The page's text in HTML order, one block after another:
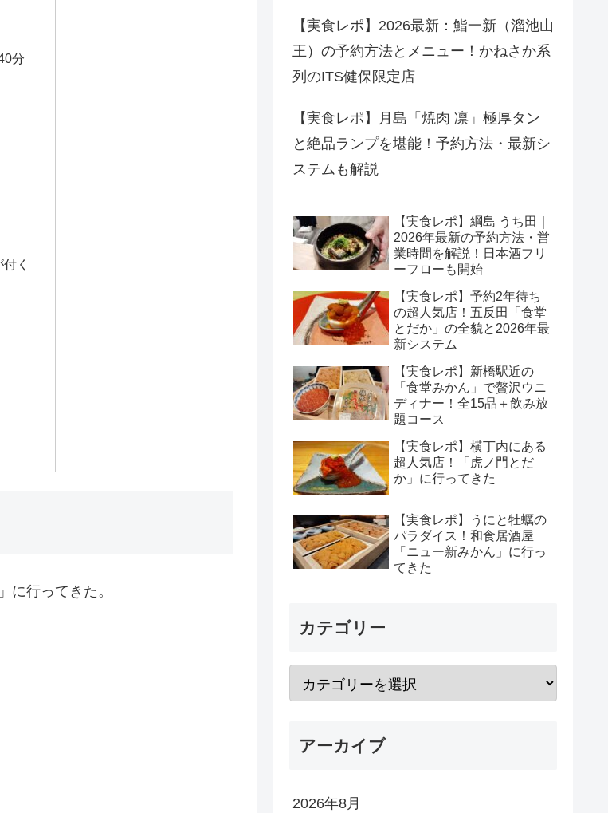
分
く
に行ってきた。
【実食レポ】2026最新：鮨一新（溜池山
王）の予約方法とメニュー！かねさか系
列のITS健保限定店
【実食レポ】月島「焼肉 凛」極厚タン
と絶品ランプを堪能！予約方法・最新シ
ステムも解説
【実食レポ】綱島 うち田｜
2026年最新の予約方法・営
業時間を解説！日本酒フリ
ーフローも開始
【実食レポ】予約2年待ち
の超人気店！五反田「食堂
とだか」の全貌と2026年最
新システム
【実食レポ】新橋駅近の
「食堂みかん」で贅沢ウニ
ディナー！全15品＋飲み放
題コース
【実食レポ】横丁内にある
超人気店！「虎ノ門とだ
か」に行ってきた
【実食レポ】うにと牡蠣の
パラダイス！和食居酒屋
「ニュー新みかん」に行っ
てきた
カテゴリー
アーカイブ
2026年8月